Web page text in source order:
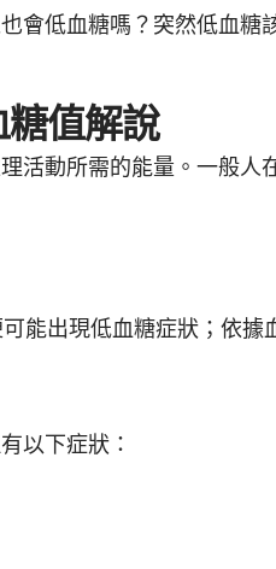
會低血糖嗎？突然低血糖
值解說
活動所需的能量。一般人
能出現低血糖症狀；依據
以下症狀：